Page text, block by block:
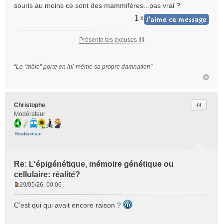
u
souris au moins ce sont des mammifères...pas vrai ?
1 x
Présente tes excuses !!!!
“Le “mâle” porte en lui-même sa propre damnation”
Christophe
Modérateur
Re: L'épigénétique, mémoire génétique ou
cellulaire: réalité?
Citer
s
29/05/26, 00:06
C’est qui qui avait encore raison ?